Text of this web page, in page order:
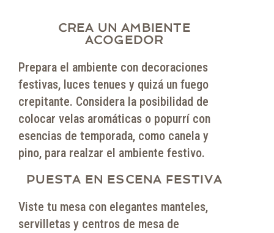
CREA UN AMBIENTE
ACOGEDOR
Prepara el ambiente con decoraciones
festivas, luces tenues y quizá un fuego
crepitante. Considera la posibilidad de
colocar velas aromáticas o popurrí con
esencias de temporada, como canela y
pino, para realzar el ambiente festivo.
PUESTA EN ESCENA FESTIVA
Viste tu mesa con elegantes manteles,
servilletas y centros de mesa de